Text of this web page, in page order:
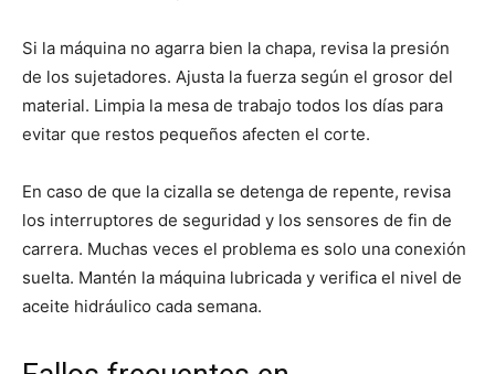
Si la máquina no agarra bien la chapa, revisa la presión
de los sujetadores. Ajusta la fuerza según el grosor del
material. Limpia la mesa de trabajo todos los días para
evitar que restos pequeños afecten el corte.
En caso de que la cizalla se detenga de repente, revisa
los interruptores de seguridad y los sensores de fin de
carrera. Muchas veces el problema es solo una conexión
suelta. Mantén la máquina lubricada y verifica el nivel de
aceite hidráulico cada semana.